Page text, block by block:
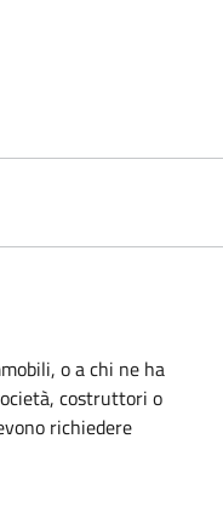
o a chi ne ha
costruttori o
richiedere